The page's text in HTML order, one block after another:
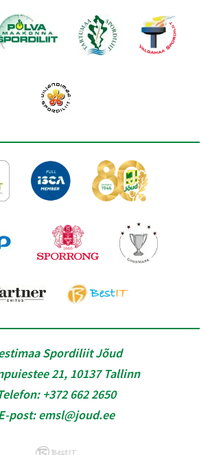
Spordiliit Jõud
21, 10137 Tallinn
+372 662 2650
post:emsl@joud.ee